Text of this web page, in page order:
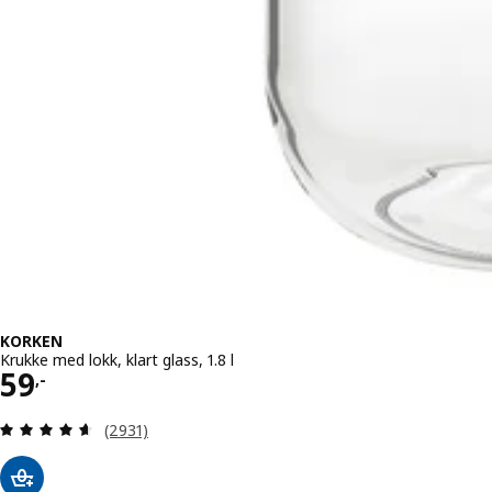
KORKEN
Krukke med lokk, klart glass, 1.8 l
59,-
Pris 59,-
Gjennomgang: 4.6 av 5 stjerner. Samlede
(2931)